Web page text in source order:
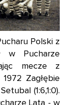
Polski z
w Pucharze
mecze z
Zagłębie
(1:6,1:0).
Lata - w